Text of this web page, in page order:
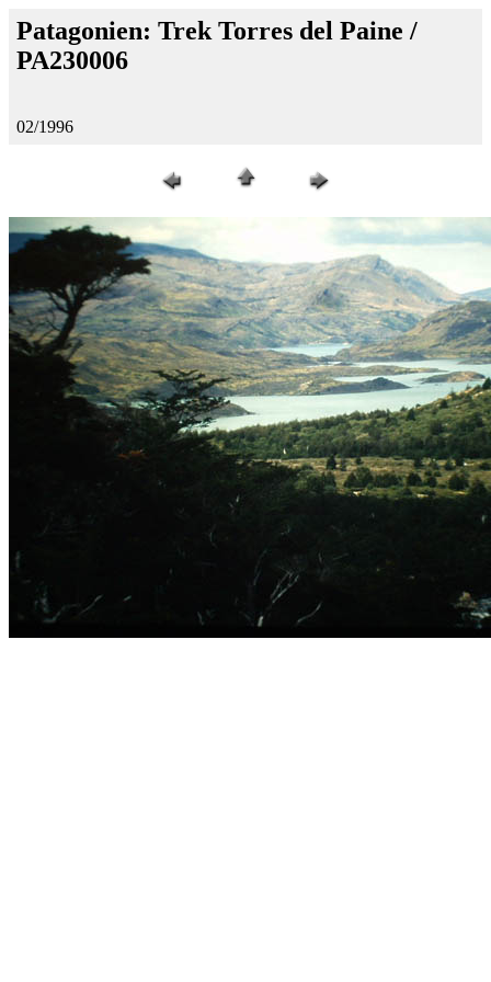
Patagonien: Trek Torres del Paine /
PA230006
02/1996